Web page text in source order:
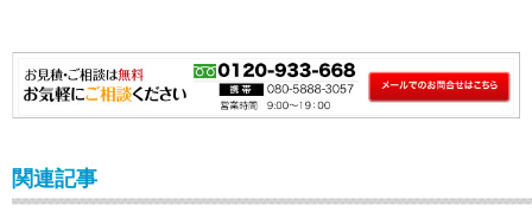
関連記事